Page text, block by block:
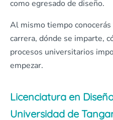
como egresado de diseño.
Al mismo tiempo
carrera, dónde se imparte,
procesos universitarios
empezar.
Licenciatura en
Universidad de